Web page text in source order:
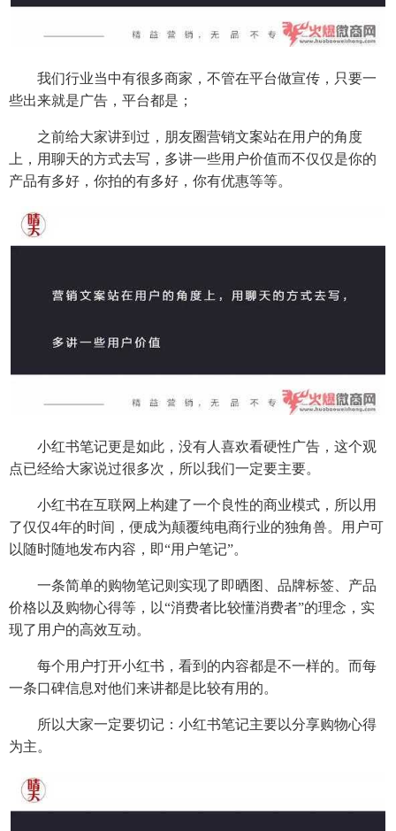
我们行业当中有很多商家，不管在平台做宣传，只要一
些出来就是广告，平台都是；
之前给大家讲到过，朋友圈营销文案站在用户的角度
上，用聊天的方式去写，多讲一些用户价值而不仅仅是你的
产品有多好，你拍的有多好，你有优惠等等。
小红书笔记更是如此，没有人喜欢看硬性广告，这个观
点已经给大家说过很多次，所以我们一定要主要。
小红书在互联网上构建了一个良性的商业模式，所以用
了仅仅4年的时间，便成为颠覆纯电商行业的独角兽。用户可
以随时随地发布内容，即“用户笔记”。
一条简单的购物笔记则实现了即晒图、品牌标签、产品
价格以及购物心得等，以“消费者比较懂消费者”的理念，实
现了用户的高效互动。
每个用户打开小红书，看到的内容都是不一样的。而每
一条口碑信息对他们来讲都是比较有用的。
所以大家一定要切记：小红书笔记主要以分享购物心得
为主。